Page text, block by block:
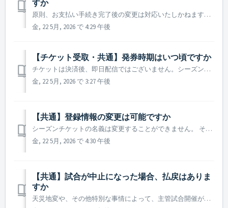
すか
原則、お支払い手続き完了後の変更は対応いたしかねます。やむを得ず変更を希望される場合は【お問合せフォーム】よりご連絡ください
金, 22 5月, 2026 で 4:29 午後
【チケット受取・共通】発券時期はいつ頃ですか
チケットは決済後、即日配信ではございません。シーズン中3回に分けて配信いたします。 配信日時が決まりましたらメールにてご案内いたします。
金, 22 5月, 2026 で 3:27 午後
【共通】登録情報の変更は可能ですか
シーズンチケットの名義は変更することができません。 その他登録情報は【Bリーグチケット】からお手続きください。
金, 22 5月, 2026 で 4:30 午後
【共通】試合が中止になった場合、払戻はありま
すか
天災地変や、その他特別な事情によって、主管試合開催が不可能となった場合、または購入いただいた座席での観戦が不可能となった場合、弊クラブがその後の対応を決定し、メールやSNSにてご案内いたします。